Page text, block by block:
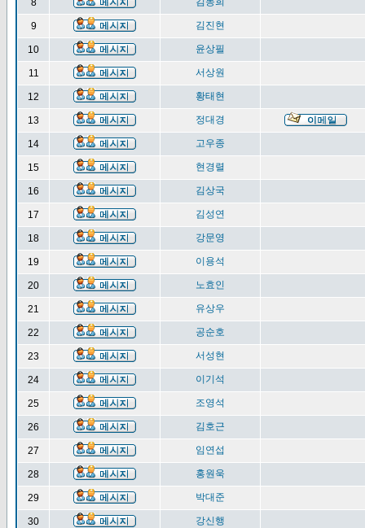
8
9 김진현
10 윤상필
11 서상원
12 황태현
13 정대경
14 고우종
15 현경렬
16 김상국
17 김성연
18 강문영
19 이용석
20 노효인
21 유상우
22 공순호
23 서성현
24 이기석
25 조영석
26 김호근
27 임연섭
28 홍원욱
29 박대준
30 강신행